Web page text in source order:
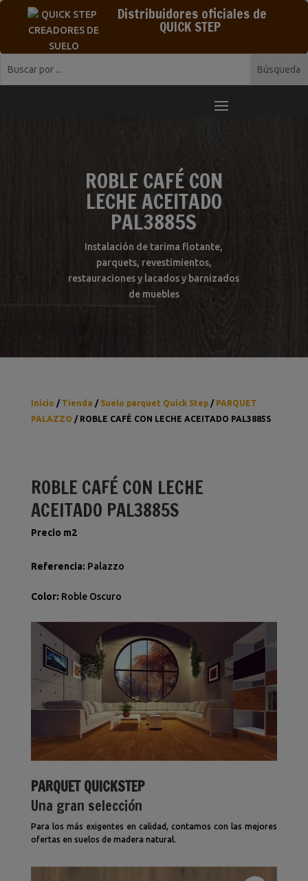
Distribuidores oficiales de
QUICK STEP
ROBLE CAFÉ CON
LECHE ACEITADO
PAL3885S
Instalación de tarima flotante,
parquets, revestimientos,
restauraciones y lacados y barnizados
de muebles
Inicio / Tienda / Suelo parquet Quick Step/ PARQUET
PALAZZO / ROBLE CAFÉ CON LECHE ACEITADO PAL3885S
ROBLE CAFÉ CON LECHE
ACEITADO PAL3885S
Precio m2
Referencia: Palazzo
Color: Roble Oscuro
PARQUET QUICKSTEP
Una gran selección
Para los más exigentes en calidad, contamos con las mejores
ofertas en suelos de madera natural.